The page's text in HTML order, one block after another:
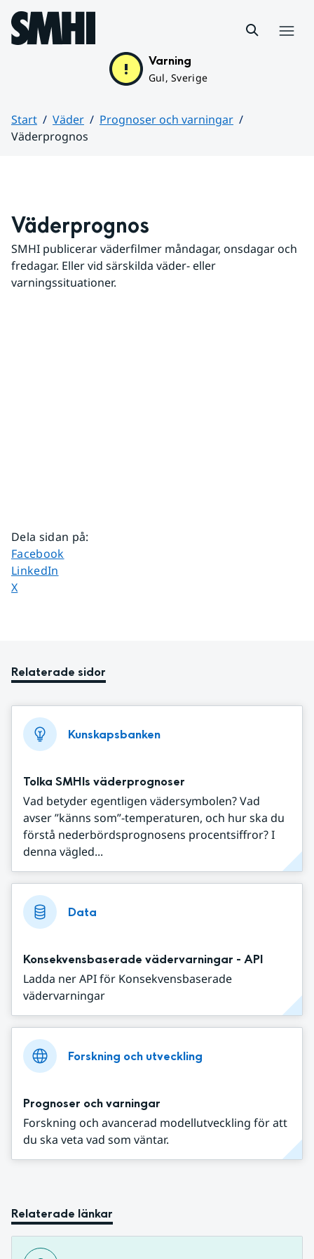
Hoppa till sidans innehåll
Varning
Gul, Sverige
Start Väder
Prognoser och varningar
Väderprognos
Väderprognos
SMHI publicerar väderfilmer måndagar, onsdagar och
fredagar. Eller vid särskilda väder- eller
varningssituationer.
Dela sidan på:
Dela sidan på
Facebook
Dela sidan på
LinkedIn
Dela sidan på
X
Relaterade sidor
Kunskapsbanken
Tolka SMHIs väderprognoser
Vad betyder egentligen vädersymbolen? Vad
avser ”känns som”-temperaturen, och hur ska du
förstå nederbördsprognosens procentsiffror? I
denna vägled...
Data
Konsekvensbaserade vädervarningar - API
Ladda ner API för Konsekvensbaserade
vädervarningar
Forskning och utveckling
Prognoser och varningar
Forskning och avancerad modellutveckling för att
du ska veta vad som väntar.
Relaterade länkar